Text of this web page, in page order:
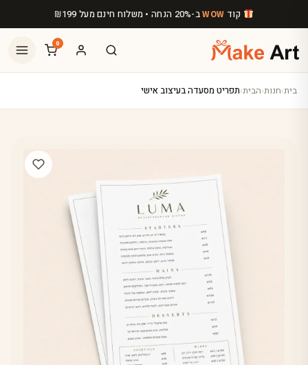
דלג לתוכן הראשי קוד WOWב-20% הנחה • משלוח חינם מעל ₪199
0
בית›חנות›הבית›תפריט מסעדה בעיצוב אישי